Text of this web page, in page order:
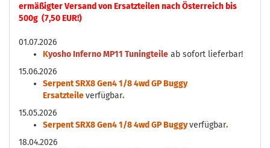
ermäßigter Versand von Ersatzteilen nach Österreich bis
500g (7,50 EUR!)
01.07.2026
Kyosho Inferno MP11 Tuningteile ab sofort lieferbar!
15.06.2026
Serpent SRX8 Gen4 1/8 4wd GP Buggy
Ersatzteileverfügbar.
15.05.2026
Serpent SRX8 Gen4 1/8 4wd GP Buggyverfügbar.
18.04.2026